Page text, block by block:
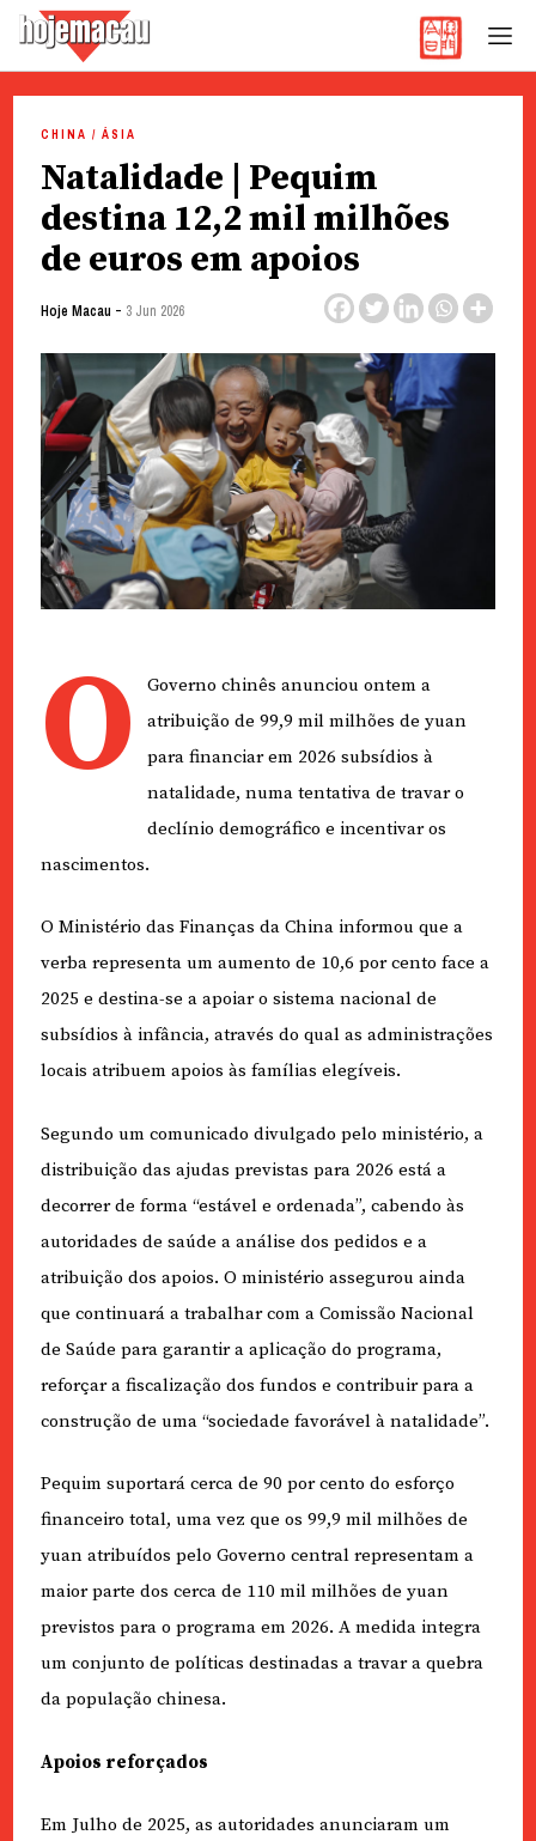
content
CHINA / ÁSIA
Natalidade | Pequim
destina 12,2 mil milhões
de euros em apoios
Hoje Macau - 3 Jun 2026
O
Governo chinês anunciou ontem a
atribuição de 99,9 mil milhões de yuan
para financiar em 2026 subsídios à
natalidade, numa tentativa de travar o
declínio demográfico e incentivar os
nascimentos.
O Ministério das Finanças da China informou que a
verba representa um aumento de 10,6 por cento face a
2025 e destina-se a apoiar o sistema nacional de
subsídios à infância, através do qual as administrações
locais atribuem apoios às famílias elegíveis.
Segundo um comunicado divulgado pelo ministério, a
distribuição das ajudas previstas para 2026 está a
decorrer de forma “estável e ordenada”, cabendo às
autoridades de saúde a análise dos pedidos e a
atribuição dos apoios. O ministério assegurou ainda
que continuará a trabalhar com a Comissão Nacional
de Saúde para garantir a aplicação do programa,
reforçar a fiscalização dos fundos e contribuir para a
construção de uma “sociedade favorável à natalidade”.
Pequim suportará cerca de 90 por cento do esforço
financeiro total, uma vez que os 99,9 mil milhões de
yuan atribuídos pelo Governo central representam a
maior parte dos cerca de 110 mil milhões de yuan
previstos para o programa em 2026. A medida integra
um conjunto de políticas destinadas a travar a quebra
da população chinesa.
Apoios reforçados
Em Julho de 2025, as autoridades anunciaram um